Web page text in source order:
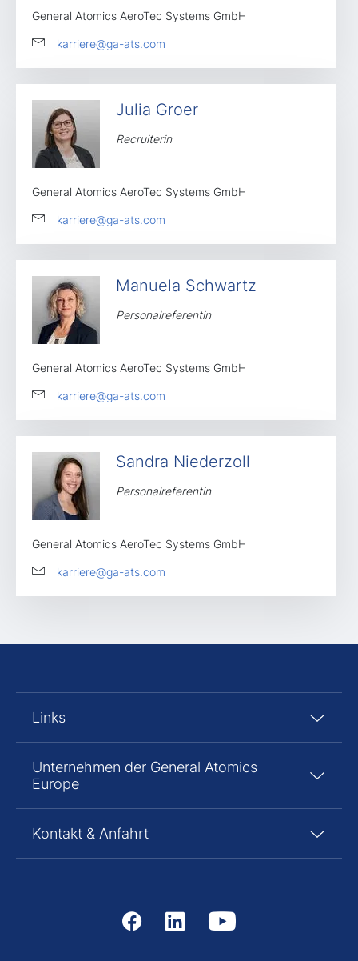
General Atomics AeroTec Systems GmbH
karriere@ga-ats.com
Julia Groer
Recruiterin
General Atomics AeroTec Systems GmbH
karriere@ga-ats.com
Manuela Schwartz
Personalreferentin
General Atomics AeroTec Systems GmbH
karriere@ga-ats.com
Sandra Niederzoll
Personalreferentin
General Atomics AeroTec Systems GmbH
karriere@ga-ats.com
Links
Unternehmen der General Atomics
Europe
Kontakt & Anfahrt